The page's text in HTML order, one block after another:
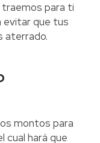
traemos para ti
evitar que tus
aterrado.
montos para
cual hará que